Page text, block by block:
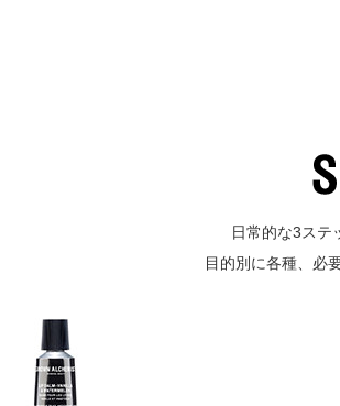
日常的な3ステ
目的別に各種、必